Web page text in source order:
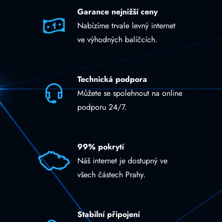
Garance nejnižší ceny
Nabízíme trvale levný internet
ve výhodných balíčcích.
Technická podpora
Můžete se spolehnout na online
podporu 24/7.
99% pokrytí
Náš internet je dostupný ve
všech částech Prahy.
Stabilní připojení